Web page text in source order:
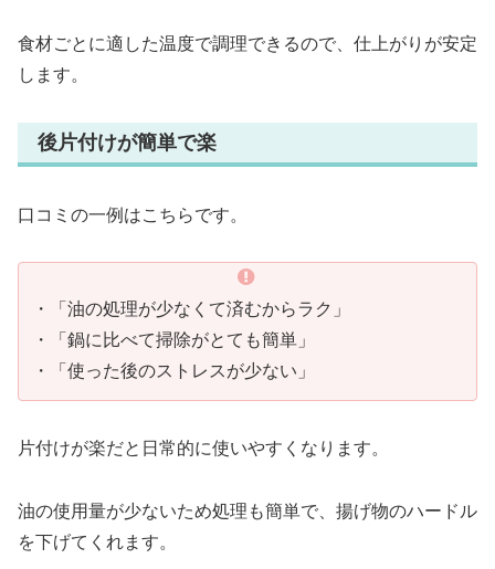
食材ごとに適した温度で調理できるので、仕上がりが安定
します。
後片付けが簡単で楽
口コミの一例はこちらです。
・「油の処理が少なくて済むからラク」
・「鍋に比べて掃除がとても簡単」
・「使った後のストレスが少ない」
片付けが楽だと日常的に使いやすくなります。
油の使用量が少ないため処理も簡単で、揚げ物のハードル
を下げてくれます。